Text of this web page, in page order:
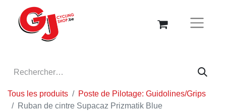
Tous les produits
Poste de Pilotage: Guidolines/Grips
Ruban de cintre Supacaz Prizmatik Blue